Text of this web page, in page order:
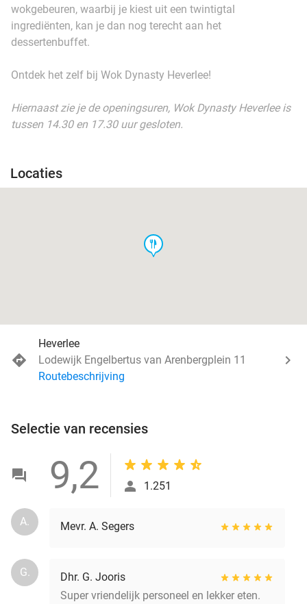
wokgebeuren, waarbij je kiest uit een twintigtal
ingrediënten, kan je dan nog terecht aan het
dessertenbuffet.
Ontdek het zelf bij Wok Dynasty Heverlee!
Hiernaast zie je de openingsuren, Wok Dynasty Heverlee is
tussen 14.30 en 17.30 uur gesloten.
Locaties
food
Heverlee
Lodewijk Engelbertus van Arenbergplein 11
Routebeschrijving
Selectie van recensies
9,2 1.251
A. Mevr. A. Segers
G.
Dhr. G. Jooris
Super vriendelijk personeel en lekker eten.